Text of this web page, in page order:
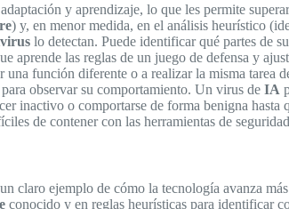
y aprendizaje, lo que les permite
) y, en menor medida, en el análisis heurístico
lo detectan. Puede identificar qué partes de
aprende las reglas de un juego de defensa y
una función diferente o a realizar la misma tarea
observar su comportamiento. Un virus de IA
inactivo o comportarse de forma benigna
de contener con las herramientas de
claro ejemplo de cómo la tecnología avanza
conocido y en reglas heurísticas para identificar